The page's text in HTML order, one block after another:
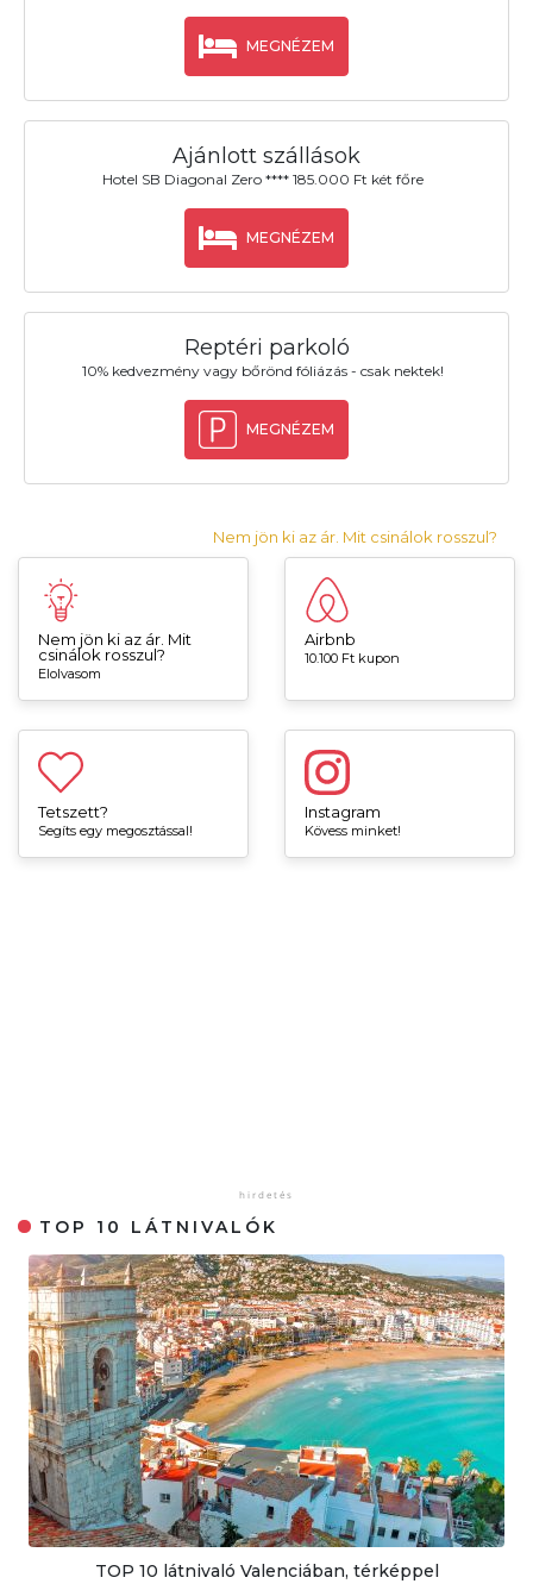
MEGNÉZEM
Ajánlott szállások
Hotel SB Diagonal Zero **** 185.000 Ft két főre
MEGNÉZEM
Reptéri parkoló
10% kedvezmény vagy bőrönd fóliázás - csak nektek!
MEGNÉZEM
Nem jön ki az ár. Mit csinálok rosszul?
Nem jön ki az ár. Mit
csinálok rosszul?
Elolvasom
Airbnb
10.100 Ft kupon
Tetszett?
Segíts egy megosztással!
Instagram
Kövess minket!
TOP 10 LÁTNIVALÓK
TOP 10 látnivaló Valenciában, térképpel